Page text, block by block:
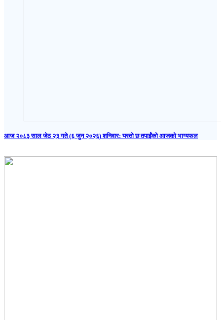
आज २०८३ साल जेठ २३ गते (६ जुन २०२६) शनिवार: यस्तो छ तपाईंको आजको भाग्यफल